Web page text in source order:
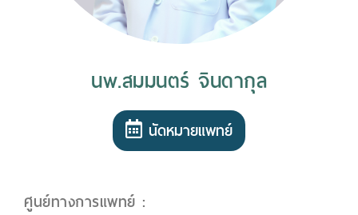
นพ.สมมนตร์ จินดากุล
นัดหมายแพทย์
ศูนย์ทางการแพทย์ :